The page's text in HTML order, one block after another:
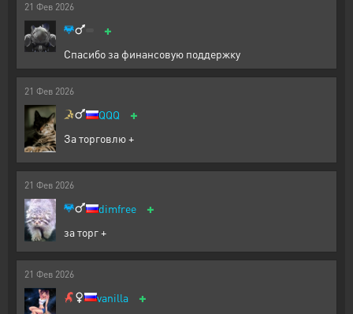
21 Фев 2026
+
Спасибо за финансовую поддержку
21 Фев 2026
QQQ +
За торговлю +
21 Фев 2026
dimfree +
за торг +
21 Фев 2026
vanilla +